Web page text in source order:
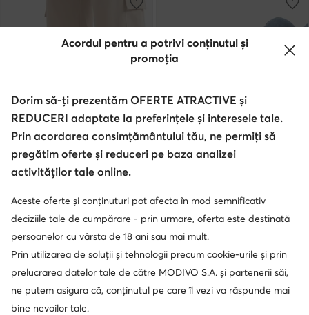
extra -15% Cod: SUMMER
Guess
Sneakers · Alb
249,99Lei
Guess
Sneakers · Bej
279,99Lei
Acordul pentru a potrivi conținutul și
promoția
Dorim să-ți prezentăm OFERTE ATRACTIVE și
REDUCERI adaptate la preferințele și interesele tale.
Prin acordarea consimțământului tău, ne permiți să
pregătim oferte și reduceri pe baza analizei
activităților tale online.
Aceste oferte și conținuturi pot afecta în mod semnificativ
deciziile tale de cumpărare - prin urmare, oferta este destinată
persoanelor cu vârsta de 18 ani sau mai mult.
Prin utilizarea de soluții și tehnologii precum cookie-urile și prin
prelucrarea datelor tale de către MODIVO S.A. și partenerii săi,
ne putem asigura că, conținutul pe care îl vezi va răspunde mai
bine nevoilor tale.